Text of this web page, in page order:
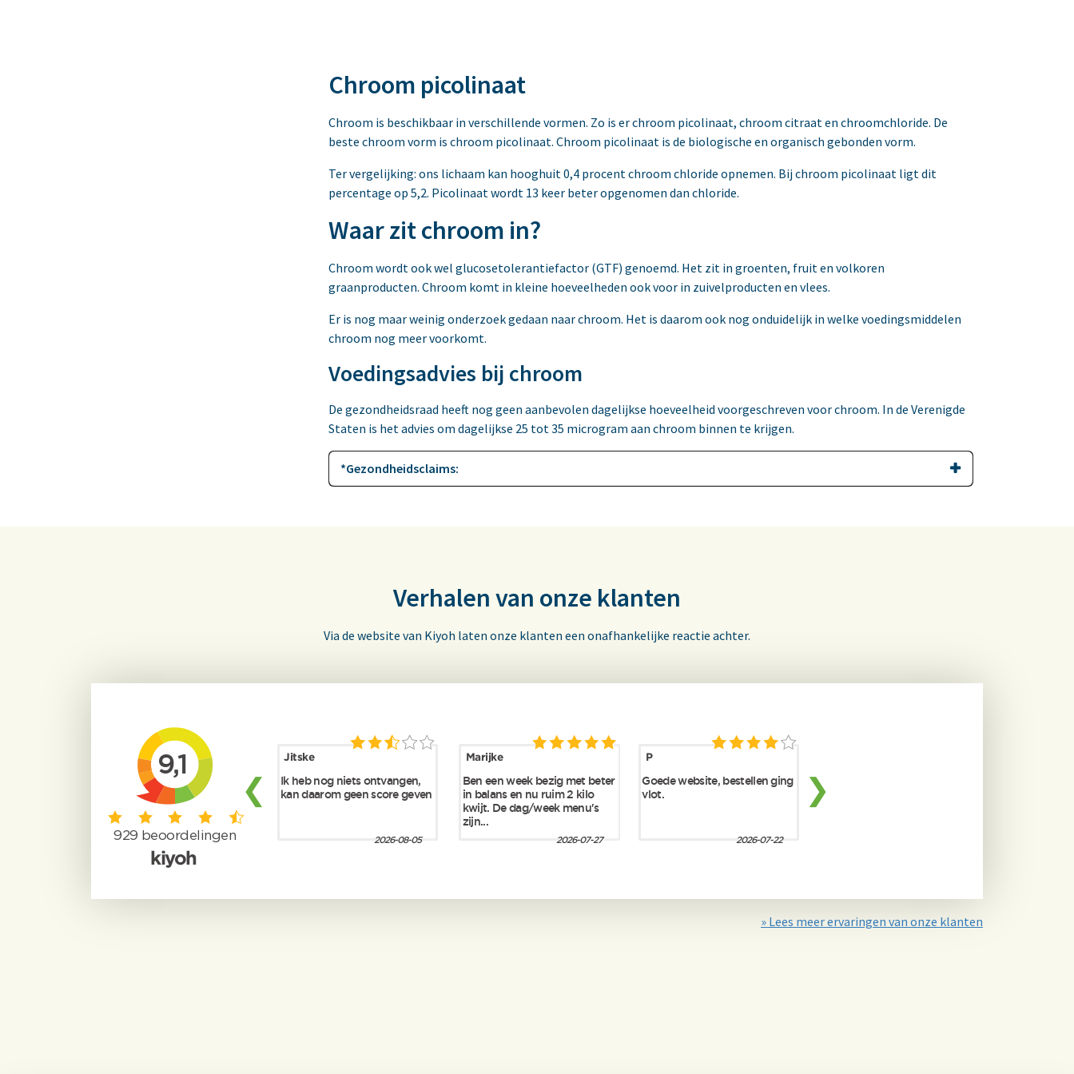
Chroom picolinaat
Chroom is beschikbaar in verschillende vormen. Zo is er chroom picolinaat, chroom citraat en chroomchloride. De
beste chroom vorm is chroom picolinaat. Chroom picolinaat is de biologische en organisch gebonden vorm.
Ter vergelijking: ons lichaam kan hooghuit 0,4 procent chroom chloride opnemen. Bij chroom picolinaat ligt dit
percentage op 5,2. Picolinaat wordt 13 keer beter opgenomen dan chloride.
Waar zit chroom in?
Chroom wordt ook wel glucosetolerantiefactor (GTF) genoemd. Het zit in groenten, fruit en volkoren
graanproducten. Chroom komt in kleine hoeveelheden ook voor in zuivelproducten en vlees.
Er is nog maar weinig onderzoek gedaan naar chroom. Het is daarom ook nog onduidelijk in welke voedingsmiddelen
chroom nog meer voorkomt.
Voedingsadvies bij chroom
De gezondheidsraad heeft nog geen aanbevolen dagelijkse hoeveelheid voorgeschreven voor chroom. In de Verenigde
Staten is het advies om dagelijkse 25 tot 35 microgram aan chroom binnen te krijgen.
*Gezondheidsclaims:
Verhalen van onze klanten
Via de website van Kiyoh laten onze klanten een onafhankelijke reactie achter.
» Lees meer ervaringen van onze klanten